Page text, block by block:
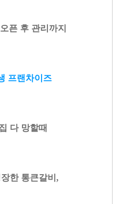
픈 후 관리까지
프랜차이즈
다 망할때
한 통큰갈비,